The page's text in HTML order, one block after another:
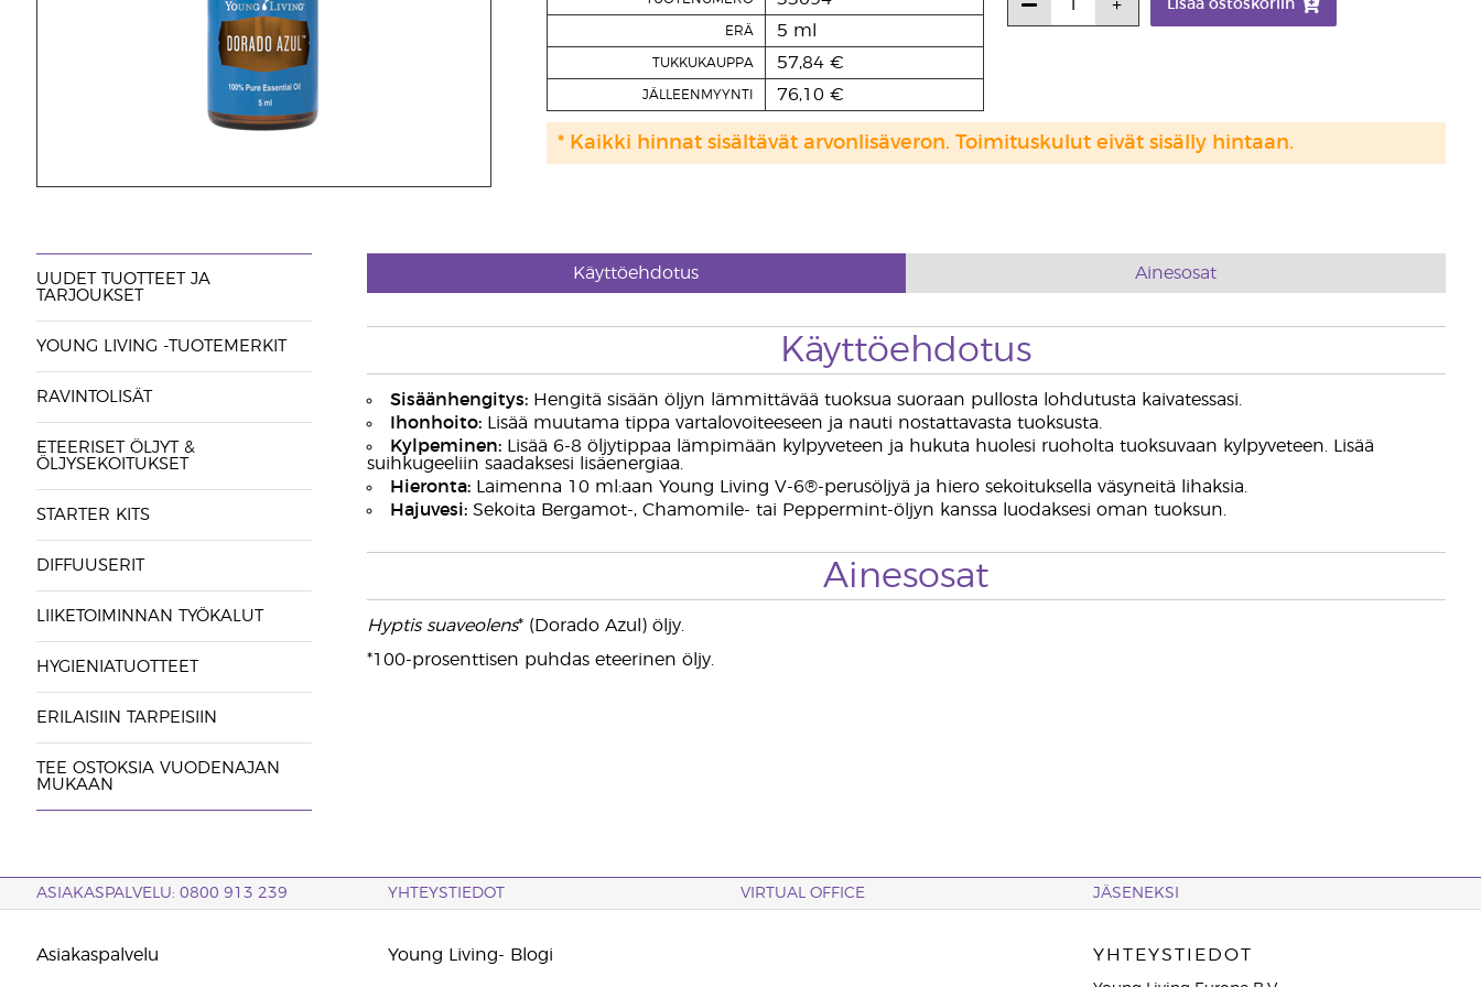
ERÄ 5 ml
TUKKUKAUPPA 57,84 €
JÄLLEENMYYNTI 76,10 €
Lisää ostoskoriin
* Kaikki hinnat sisältävät arvonlisäveron. Toimituskulut eivät sisälly hintaan.
UUDET TUOTTEET JA
TARJOUKSET
YOUNG LIVING -TUOTEMERKIT
RAVINTOLISÄT
ETEERISET ÖLJYT &
ÖLJYSEKOITUKSET
STARTER KITS
DIFFUUSERIT
LIIKETOIMINNAN TYÖKALUT
HYGIENIATUOTTEET
ERILAISIIN TARPEISIIN
TEE OSTOKSIA VUODENAJAN
MUKAAN
Käyttöehdotus Ainesosat
Käyttöehdotus
Sisäänhengitys:Hengitä sisään öljyn lämmittävää tuoksua suoraan pullosta lohdutusta kaivatessasi.
Ihonhoito:Lisää muutama tippa vartalovoiteeseen ja nauti nostattavasta tuoksusta.
Kylpeminen:Lisää 6-8 öljytippaa lämpimään kylpyveteen ja hukuta huolesi ruoholta tuoksuvaan kylpyveteen. Lisää
suihkugeeliin saadaksesi lisäenergiaa.
Hieronta:Laimenna 10 ml:aan Young Living V-6®-perusöljyä ja hiero sekoituksella väsyneitä lihaksia.
Hajuvesi:Sekoita Bergamot-, Chamomile- tai Peppermint-öljyn kanssa luodaksesi oman tuoksun.
Ainesosat
Hyptis suaveolens* (Dorado Azul) öljy.
*100-prosenttisen puhdas eteerinen öljy.
ASIAKASPALVELU: 0800 913 239 YHTEYSTIEDOT VIRTUAL OFFICE JÄSENEKSI
Asiakaspalvelu Young Living- Blogi YHTEYSTIEDOT